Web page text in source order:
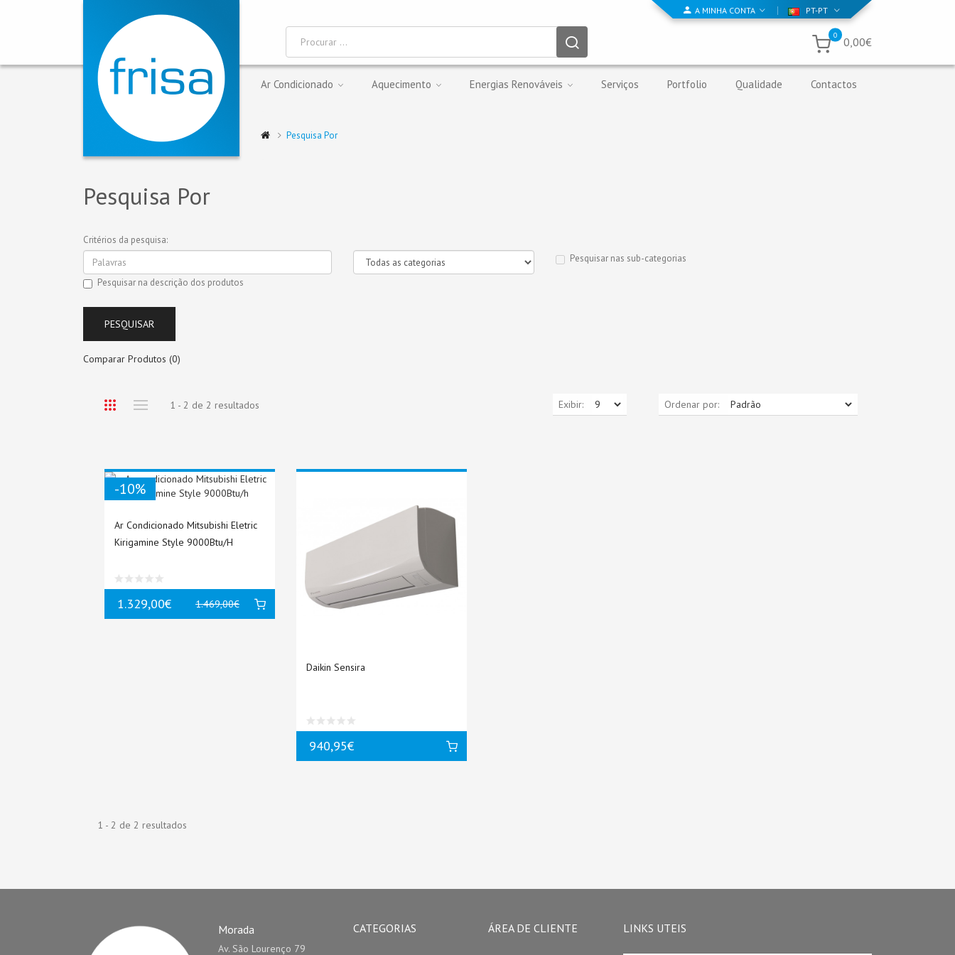
PT-PT
A MINHA CONTA
0 0,00€
Ar Condicionado Aquecimento Energias Renováveis Serviços Portfolio Qualidade Contactos
Pesquisa Por
Pesquisa Por
Critérios da pesquisa:
Pesquisar nas sub-categorias
Pesquisar na descrição dos produtos
Comparar Produtos (0)
1 - 2 de 2 resultados Ordenar por:
Exibir:
-10%
Ar Condicionado Mitsubishi Eletric
Kirigamine Style 9000Btu/h
1.329,00€ 1.469,00€
Daikin Sensira
940,95€
1 - 2 de 2 resultados
Morada
Av. São Lourenço 79
CATEGORIAS ÁREA DE CLIENTE LINKS UTEIS